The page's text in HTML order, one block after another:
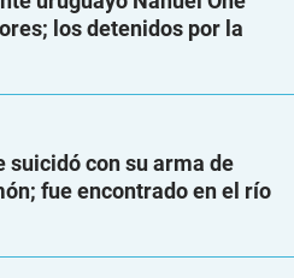
los detenidos por la
suicidó con su arma de
fue encontrado en el río